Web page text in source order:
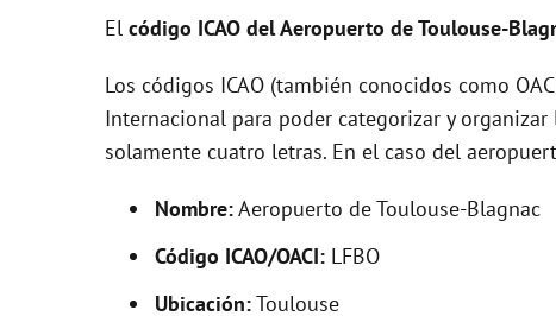
El código ICAO delAeropuerto de Toulouse-
Los códigos ICAO (también conocidos como
Internacional para poder categorizar y
solamente cuatro letras. En el caso del
Nombre:Aeropuerto de Toulouse-Blagnac
Código ICAO/OACI: LFBO
Ubicación:Toulouse